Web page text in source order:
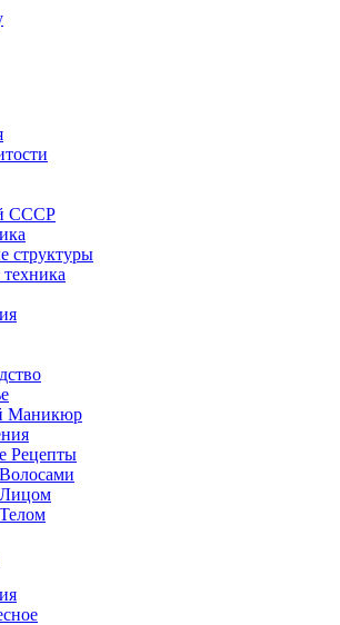
СССР
структуры
Маникюр
Рецепты
Лицом